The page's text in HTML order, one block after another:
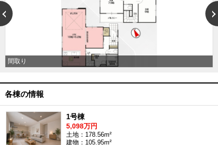
間取り
各棟の情報
1号棟
5,098万円
土地：178.56m²
建物：105.95m²
東京全域エリア
東京全域エリアの新築一戸建
東京全域エリアの中古一戸建
東京全域エリアのマンション
東京全域エリアの土地
神奈川全域エリア
神奈川全域エリアの中古一戸建
神奈川全域エリアのマンション
神奈川全域エリアの土地
沖縄全域エリア
沖縄全域エリアの新築一戸建
沖縄全域エリアの中古一戸建